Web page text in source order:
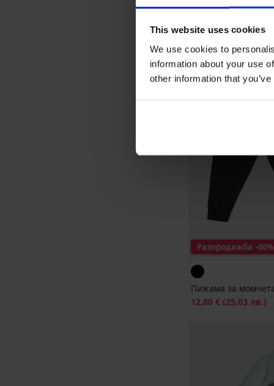
This website uses cookies
We use cookies to
information about your use
other information that
Разпродажба -60%
Пижама за
Намаление
12,80 € (25,03 лв.)